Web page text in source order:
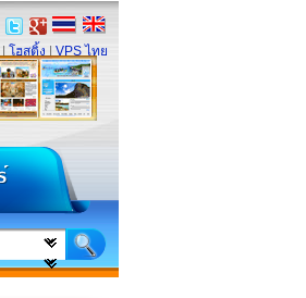
โฮสติ้ง VPS ไทย